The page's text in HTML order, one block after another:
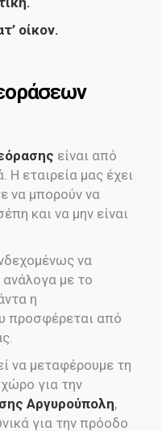
οίκον.
είναι από
Η εταιρεία μας έχει
να μπορούν να
και να μην είναι
να
με το
η
προσφέρεται από
να μεταφέρουμε τη
για την
Αργυρούπολη,
για την πρόοδο